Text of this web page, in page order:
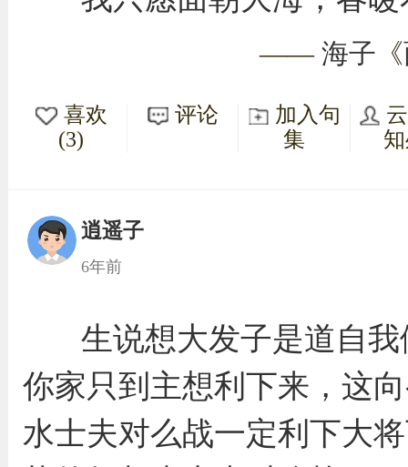
—— 海子 《
喜欢
(3)
评论
加入句
集
逍遥子
6年前
生说想大发子是道自
你家只到主想利下来，这
水士夫对么战一定利下大